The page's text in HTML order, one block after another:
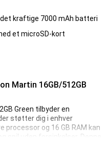
kraftige 7000 mAh batteri
et microSD-kort
Martin 16GB/512GB
Green tilbyder en
støtter dig i enhver
og 16 GB RAM kan
spil uden forsinkelser. Denne
uanset om du spiller